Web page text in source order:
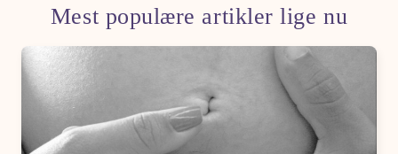
Mest populære artikler lige nu